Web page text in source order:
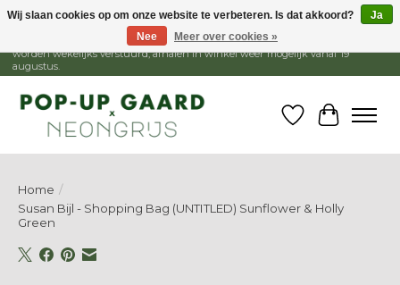
1 - 15 augustus is de winkel gesloten, webshop blijft open. Bestellingen
worden wekelijks verstuurd, afhalen in winkel weer mogelijk vanaf 19
augustus.
Verlanglijst
Home /
Susan Bijl - Shopping Bag (UNTITLED) Sunflower & Holly
Green
Wij slaan cookies op om onze website te verbeteren. Is dat akkoord?
Ja
Nee
Meer over cookies »